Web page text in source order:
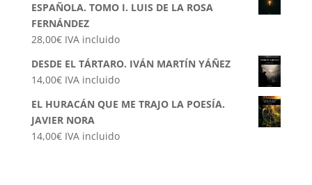
ESPAÑOLA. TOMO I. LUIS DE LA ROSA
FERNÁNDEZ
28,00€ IVA incluido
DESDE EL TÁRTARO. IVÁN MARTÍN YÁÑEZ
14,00€ IVA incluido
EL HURACÁN QUE ME TRAJO LA POESÍA.
JAVIER NORA
14,00€ IVA incluido